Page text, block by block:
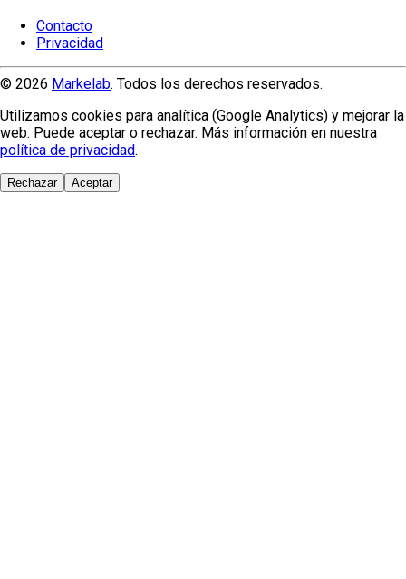
Contacto
Privacidad
© 2026 Markelab. Todos los derechos reservados.
Utilizamos cookies para analítica (Google Analytics) y mejorar la
web. Puede aceptar o rechazar. Más información en nuestra
política de privacidad.
Rechazar Aceptar